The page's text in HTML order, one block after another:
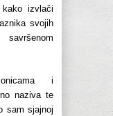
izvlači
svojih
i
naziva te
sam sjajnoj